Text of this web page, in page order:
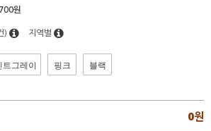
원
) 지역별
트그레이 핑크 블랙
0원